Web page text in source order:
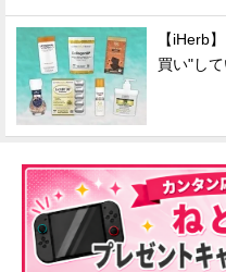
【iHerb
買い"し